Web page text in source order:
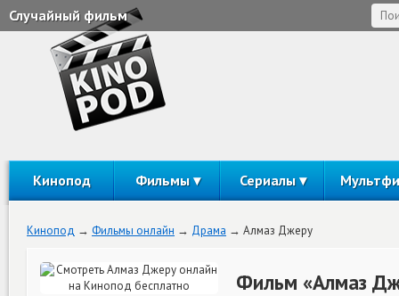
Случайный фильм
Кинопод Фильмы Сериалы
Кинопод Фильмы онлайн Драма Алмаз Джеру
Фильм «Алмаз